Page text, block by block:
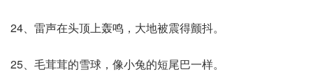
24、雷声在头顶上轰鸣，大地被震得颤抖。
25、毛茸茸的雪球，像小兔的短尾巴一样。